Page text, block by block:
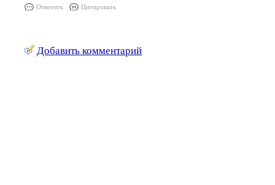
Ответить Цитировать
Добавить комментарий